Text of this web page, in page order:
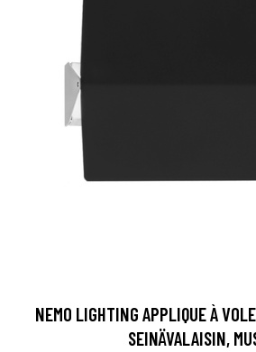
NEMO LIGHTING APPLIQUE À
SEINÄVALAISIN,